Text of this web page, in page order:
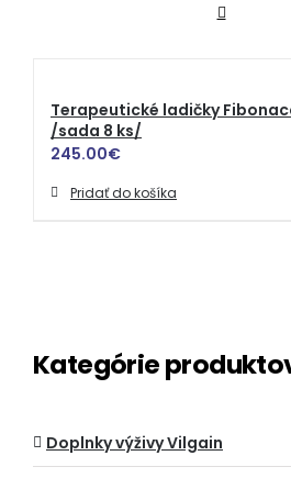
Terapeutické ladičky
/sada 8 ks/
245.00€
Pridať do košíka
Kategórie
Doplnky výživy Vilgain